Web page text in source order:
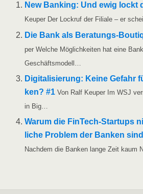
New Ban­king: Und ewig lockt
Keu­per Der Lock­ruf der Filia­le – er
Die Bank als Bera­tungs-
per Wel­che Mög­lich­kei­ten hat eine
Geschäftsmodell…
Digi­ta­li­sie­rung: Kei­ne Gefahr
ken? #1 Von Ralf Keu­per Im WSJ
in Big…
War­um die Fin­­Tech-Star­t­ups
li­che Pro­blem der Ban­ken sind
Nach­dem die Ban­ken lan­ge Zeit kaum